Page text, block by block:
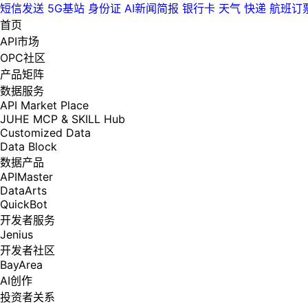
短信发送 5G基站 身份证 AI新闻简报 银行卡 天气 快递 航班订
首页
API市场
OPC社区
产品矩阵
数据服务
API Market Place
JUHE MCP & SKILL Hub
Customized Data
Data Block
数据产品
APIMaster
DataArts
QuickBot
开发者服务
Jenius
开发者社区
BayArea
AI创作
投资者关系